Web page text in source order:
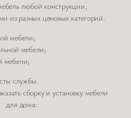
любой конструкции,
из разных ценовых категорий.
мебели;
мебели;
мебели;
службы.
сборку и установку мебели
для дома: